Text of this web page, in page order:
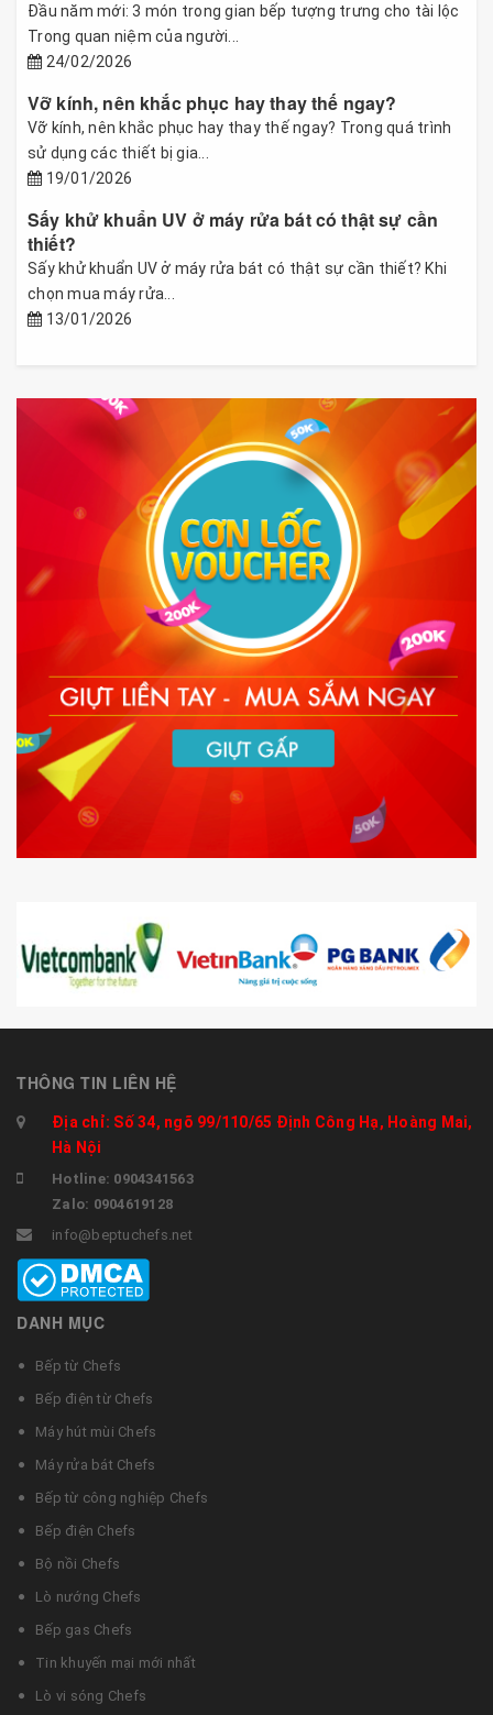
Đầu năm mới: 3 món trong gian bếp tượng trưng cho tài lộc
Trong quan niệm của người...
24/02/2026
Vỡ kính, nên khắc phục hay thay thế ngay?
Vỡ kính, nên khắc phục hay thay thế ngay? Trong quá trình
sử dụng các thiết bị gia...
19/01/2026
Sấy khử khuẩn UV ở máy rửa bát có thật sự cần
thiết?
Sấy khử khuẩn UV ở máy rửa bát có thật sự cần thiết? Khi
chọn mua máy rửa...
13/01/2026
THÔNG TIN LIÊN HỆ
Địa chỉ: Số 34, ngõ 99/110/65 Định Công Hạ, Hoàng Mai,
Hà Nội
Hotline: 0904341563
Zalo: 0904619128
info@beptuchefs.net
DANH MỤC
Bếp từ Chefs
Bếp điện từ Chefs
Máy hút mùi Chefs
Máy rửa bát Chefs
Bếp từ công nghiệp Chefs
Bếp điện Chefs
Bộ nồi Chefs
Lò nướng Chefs
Bếp gas Chefs
Tin khuyến mại mới nhất
Lò vi sóng Chefs